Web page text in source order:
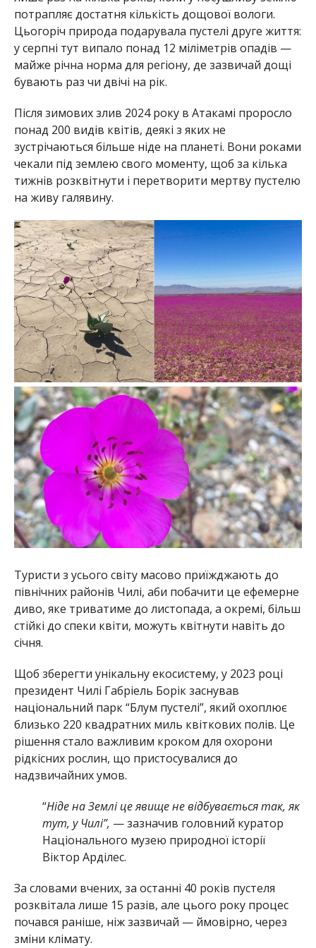
потрапляє достатня кількість дощової вологи.
Цьогоріч природа подарувала пустелі друге життя:
у серпні тут випало понад 12 міліметрів опадів —
майже річна норма для регіону, де зазвичай дощі
бувають раз чи двічі на рік.
Після зимових злив 2024 року в Атакамі проросло
понад 200 видів квітів, деякі з яких не
зустрічаються більше ніде на планеті. Вони роками
чекали під землею свого моменту, щоб за кілька
тижнів розквітнути і перетворити мертву пустелю
на живу галявину.
Туристи з усього світу масово приїжджають до
північних районів Чилі, аби побачити це ефемерне
диво, яке триватиме до листопада, а окремі, більш
стійкі до спеки квіти, можуть квітнути навіть до
січня.
Щоб зберегти унікальну екосистему, у 2023 році
президент Чилі Габріель Борік заснував
національний парк “Блум пустелі”, який охоплює
близько 220 квадратних миль квіткових полів. Це
рішення стало важливим кроком для охорони
рідкісних рослин, що пристосувалися до
надзвичайних умов.
“Ніде на Землі це явище не відбувається так, як
тут, у Чилі”, — зазначив головний куратор
Національного музею природної історії
Віктор Арділес.
За словами вчених, за останні 40 років пустеля
розквітала лише 15 разів, але цього року процес
почався раніше, ніж зазвичай — ймовірно, через
зміни клімату.